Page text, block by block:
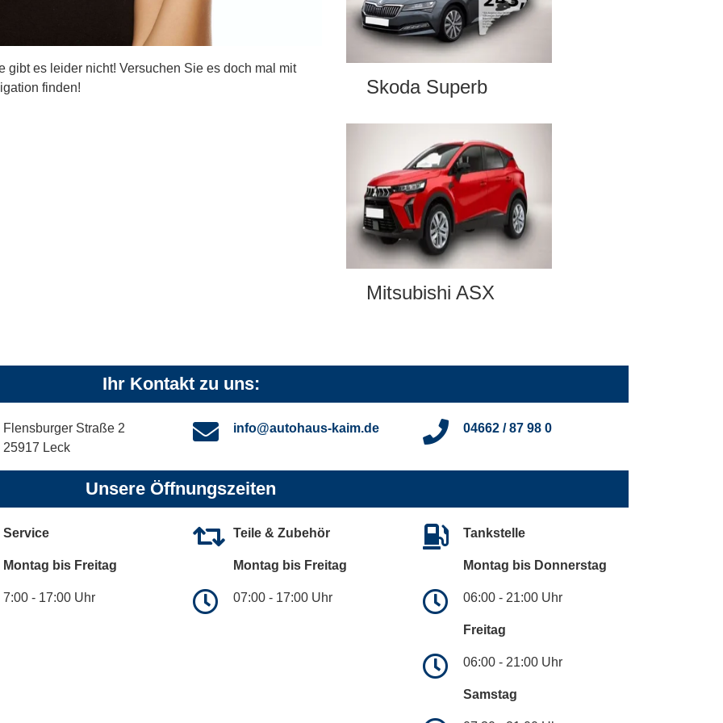
gibt es leider nicht! Versuchen Sie es doch mal mit
finden!
Skoda Superb
Mitsubishi ASX
Ihr Kontakt zu uns:
Flensburger Straße 2
25917 Leck
info@autohaus-kaim.de 04662 / 87 98 0
Unsere Öffnungszeiten
Service
Montag bis Freitag
7:00 - 17:00 Uhr
Teile & Zubehör
Montag bis Freitag
07:00 - 17:00 Uhr
Tankstelle
Montag bis Donnerstag
06:00 - 21:00 Uhr
Freitag
06:00 - 21:00 Uhr
Samstag